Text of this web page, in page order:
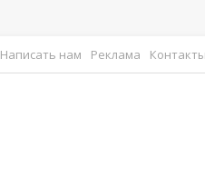
Написать нам Реклама Контакты